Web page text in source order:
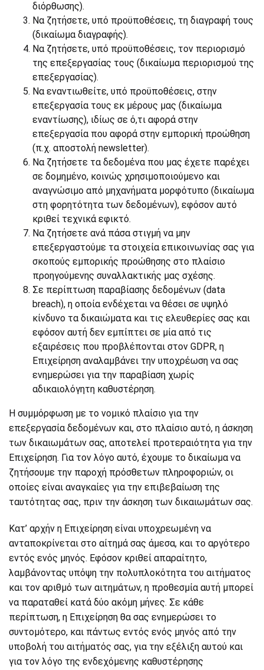
διόρθωσης).
Να ζητήσετε, υπό προϋποθέσεις, τη διαγραφή τους
(δικαίωμα διαγραφής).
Να ζητήσετε, υπό προϋποθέσεις, τον περιορισμό
της επεξεργασίας τους (δικαίωμα περιορισμού της
επεξεργασίας).
Να εναντιωθείτε, υπό προϋποθέσεις, στην
επεξεργασία τους εκ μέρους μας (δικαίωμα
εναντίωσης), ιδίως σε ό,τι αφορά στην
επεξεργασία που αφορά στην εμπορική προώθηση
(π.χ. αποστολή newsletter).
Να ζητήσετε τα δεδομένα που μας έχετε παρέχει
σε δομημένο, κοινώς χρησιμοποιούμενο και
αναγνώσιμο από μηχανήματα μορφότυπο (δικαίωμα
στη φορητότητα των δεδομένων), εφόσον αυτό
κριθεί τεχνικά εφικτό.
Να ζητήσετε ανά πάσα στιγμή να μην
επεξεργαστούμε τα στοιχεία επικοινωνίας σας για
σκοπούς εμπορικής προώθησης στο πλαίσιο
προηγούμενης συναλλακτικής μας σχέσης.
Σε περίπτωση παραβίασης δεδομένων (data
breach), η οποία ενδέχεται να θέσει σε υψηλό
κίνδυνο τα δικαιώματα και τις ελευθερίες σας και
εφόσον αυτή δεν εμπίπτει σε μία από τις
εξαιρέσεις που προβλέπονται στον GDPR, η
Επιχείρηση αναλαμβάνει την υποχρέωση να σας
ενημερώσει για την παραβίαση χωρίς
αδικαιολόγητη καθυστέρηση.
Η συμμόρφωση με το νομικό πλαίσιο για την
επεξεργασία δεδομένων και, στο πλαίσιο αυτό, η άσκηση
των δικαιωμάτων σας, αποτελεί προτεραιότητα για την
Επιχείρηση. Για τον λόγο αυτό, έχουμε το δικαίωμα να
ζητήσουμε την παροχή πρόσθετων πληροφοριών, οι
οποίες είναι αναγκαίες για την επιβεβαίωση της
ταυτότητας σας, πριν την άσκηση των δικαιωμάτων σας.
Κατ’ αρχήν η Επιχείρηση είναι υποχρεωμένη να
ανταποκρίνεται στο αίτημά σας άμεσα, και το αργότερο
εντός ενός μηνός. Εφόσον κριθεί απαραίτητο,
λαμβάνοντας υπόψη την πολυπλοκότητα του αιτήματος
και τον αριθμό των αιτημάτων, η προθεσμία αυτή μπορεί
να παραταθεί κατά δύο ακόμη μήνες. Σε κάθε
περίπτωση, η Επιχείρηση θα σας ενημερώσει το
συντομότερο, και πάντως εντός ενός μηνός από την
υποβολή του αιτήματός σας, για την εξέλιξη αυτού και
για τον λόγο της ενδεχόμενης καθυστέρησης